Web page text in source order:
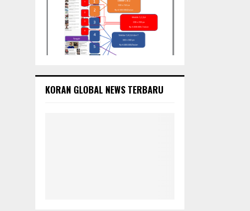
KORAN GLOBAL NEWS TERBARU